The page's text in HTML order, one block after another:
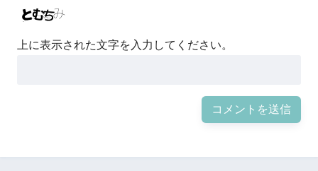
上に表示された文字を入力してください。